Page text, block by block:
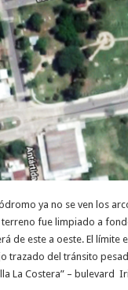
ya no se ven los
terreno fue limpiado a
de este a oeste. El límite
trazado del tránsito
La Costera” – bulevard